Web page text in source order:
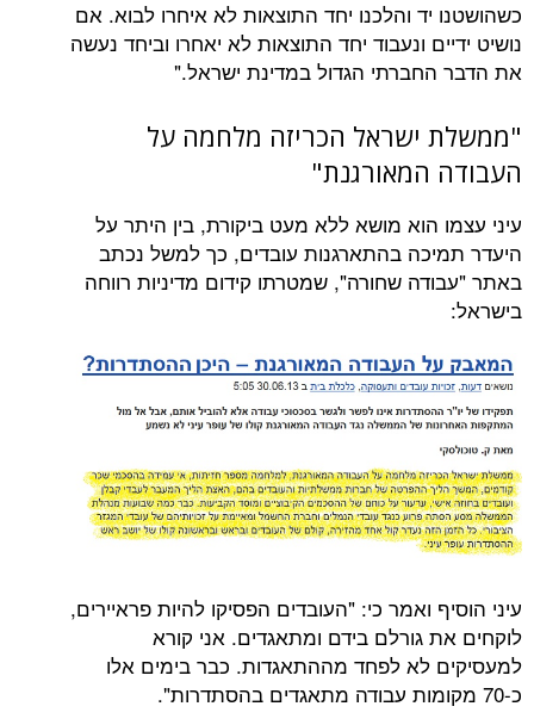
והלכנו יחד התוצאות לא איחרו לבוא. אם
ונעבוד יחד התוצאות לא יאחרו וביחד נעשה
הגדול במדינת ישראל."
הכריזה מלחמה על
הוא מושא ללא מעט ביקורת, בין היתר על
בהתארגנות עובדים, כך למשל נכתב
שחורה", שמטרתו קידום מדיניות רווחה
ואמר כי: "העובדים הפסיקו להיות פראיירים,
גורלם בידם ומתאגדים. אני קורא
לא לפחד מההתאגדות. כבר בימים אלו